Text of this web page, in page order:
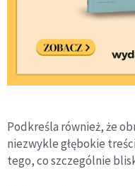
Podkreśla również, że
niezwykle głębokie
tego, co szczególnie